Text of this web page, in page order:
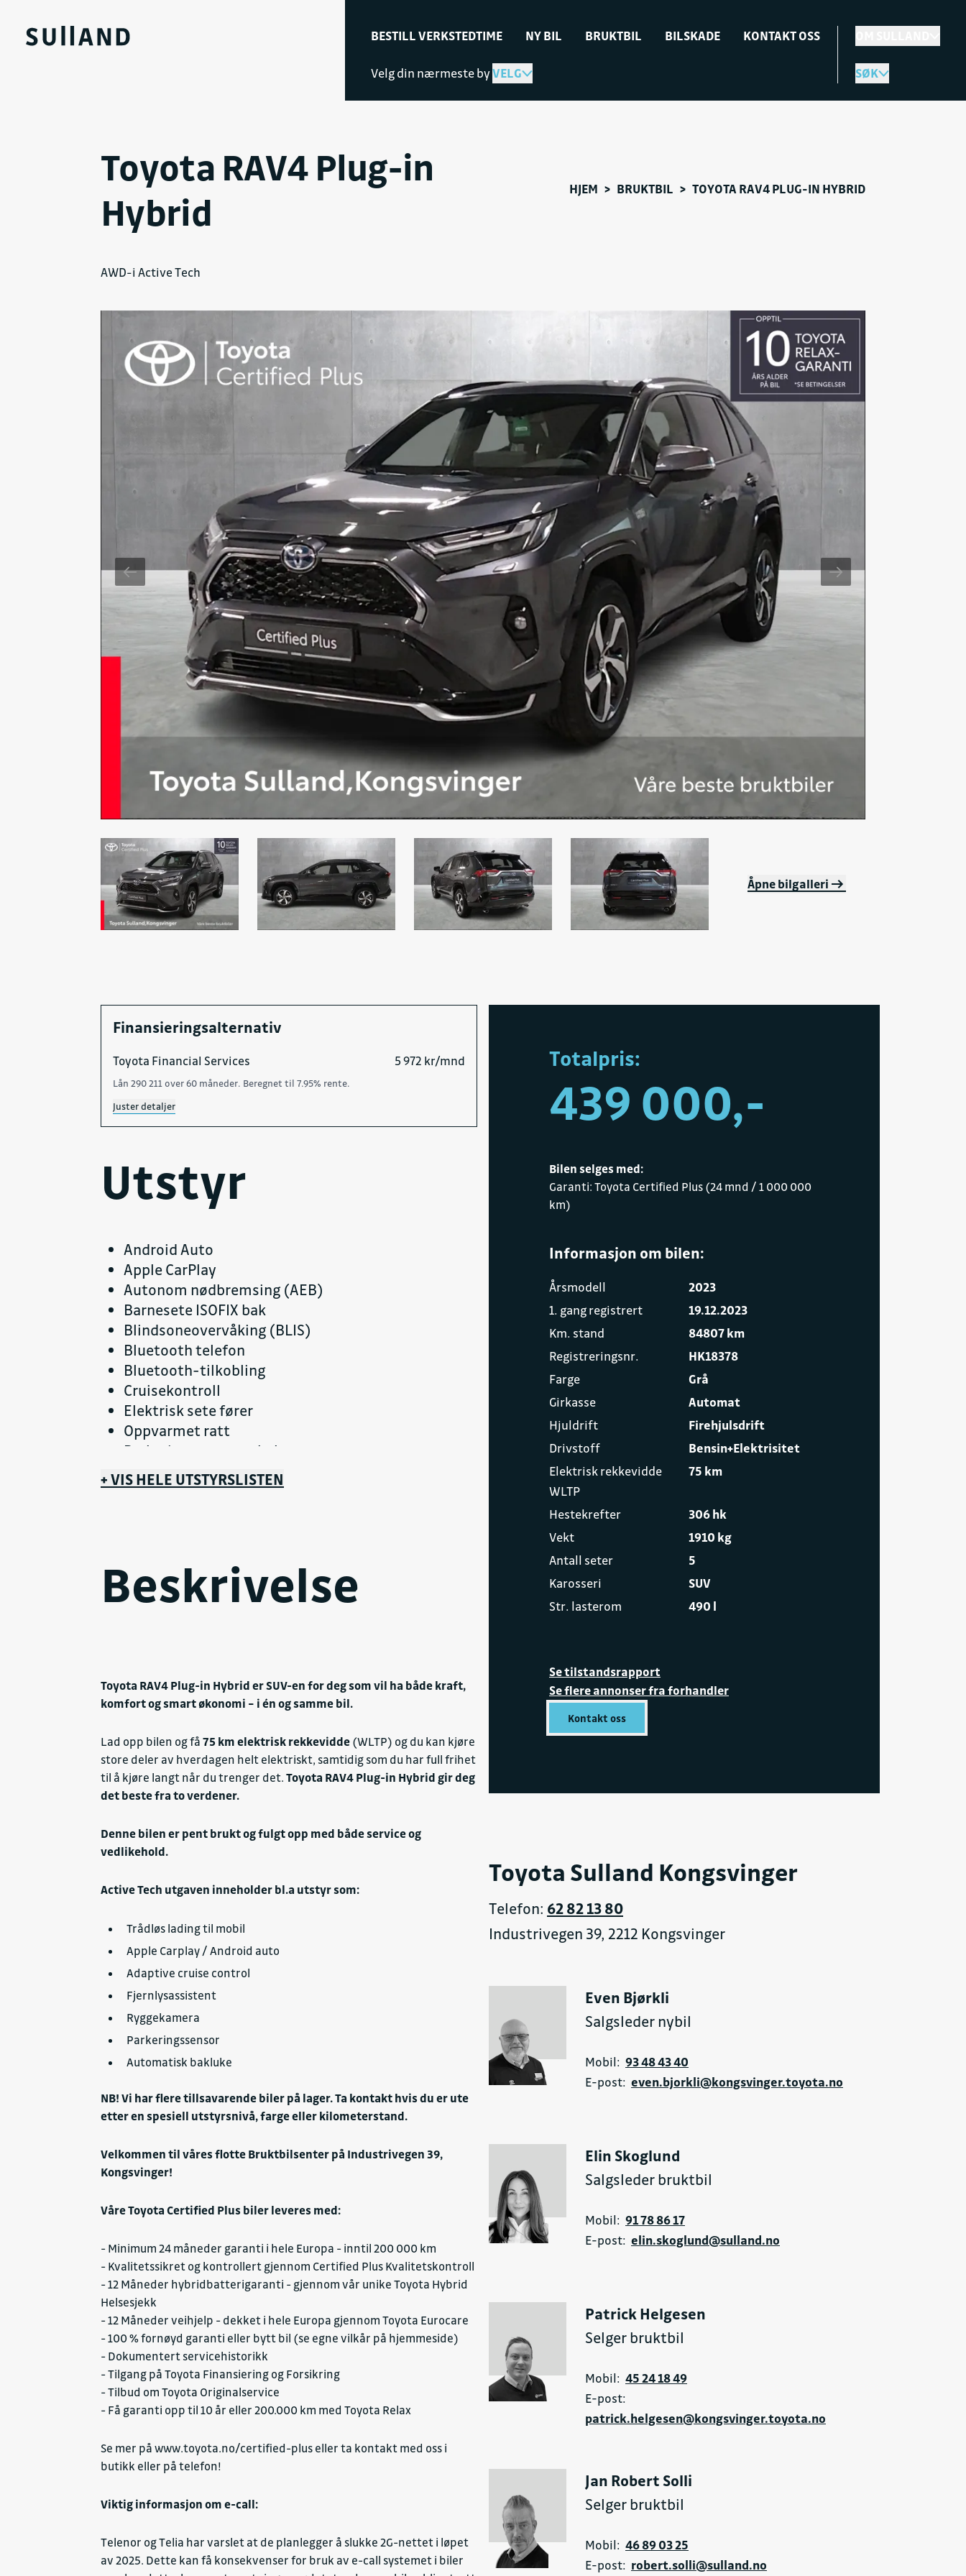
BESTILL VERKSTEDTIME NY BIL BRUKTBIL BILSKADE KONTAKT OSS
Velg din nærmeste byVELG SØK
HJEM > BRUKTBIL > TOYOTA RAV4 PLUG-IN HYBRID
Toyota RAV4 Plug-in
Hybrid
AWD-i Active Tech
Åpne bilgalleri
Finansieringsalternativ
Toyota Financial Services 5 972 kr/mnd
Lån 290 211 over 60 måneder. Beregnet til 7.95% rente.
Juster detaljer
Utstyr
Android Auto
Apple CarPlay
Autonom nødbremsing (AEB)
Barnesete ISOFIX bak
Blindsoneovervåking (BLIS)
Bluetooth telefon
Bluetooth-tilkobling
Cruisekontroll
Elektrisk sete fører
Oppvarmet ratt
Parkeringssensorer bak
Parkeringssensorer foran
Regnsensorer
Bluetooth lyd
Display midtkonsoll
Kollisjonspute avbryterbryter
Kollisjonspute front
Kollisjonspute front fører
Kollisjonspute front passasjer
Kollisjonspute gardin
Kollisjonspute kne
Kollisjonspute side-bryst
Kollisjonspute side-hode
Nøkkelfri adgang finnes
Reisecomputer
Sentrallås
Smarttelefonintegrasjon
Stabilitetskontrollsystem (TCS)
Takskinner finnes
Tonede vinduer finnes
Trafikkskiltgjenkjenning
+ VIS HELE UTSTYRSLISTEN
Beskrivelse
Toyota RAV4 Plug-in Hybrid er SUV-en for deg som vil ha både kraft,
komfort og smart økonomi – i én og samme bil.
Lad opp bilen og få 75 km elektrisk rekkevidde (WLTP) og du kan kjøre
store deler av hverdagen helt elektriskt, samtidig som du har full frihet
til å kjøre langt når du trenger det. Toyota RAV4 Plug-in Hybrid gir deg
det beste fra to verdener.
Denne bilen er pent brukt og fulgt opp med både service og
vedlikehold.
Active Tech utgaven inneholder bl.a utstyr som:
Trådløs lading til mobil
Apple Carplay / Android auto
Adaptive cruise control
Fjernlysassistent
Ryggekamera
Parkeringssensor
Automatisk bakluke
NB! Vi har flere tillsavarende biler på lager. Ta kontakt hvis du er ute
etter en spesiell utstyrsnivå, farge eller kilometerstand.
Velkommen til våres flotte Bruktbilsenter på Industrivegen 39,
Kongsvinger!
Våre Toyota Certified Plus biler leveres med:
- Minimum 24 måneder garanti i hele Europa - inntil 200 000 km
- Kvalitetssikret og kontrollert gjennom Certified Plus Kvalitetskontroll
- 12 Måneder hybridbatterigaranti - gjennom vår unike Toyota Hybrid
Helsesjekk
- 12 Måneder veihjelp - dekket i hele Europa gjennom Toyota Eurocare
- 100 % fornøyd garanti eller bytt bil (se egne vilkår på hjemmeside)
- Dokumentert servicehistorikk
- Tilgang på Toyota Finansiering og Forsikring
- Tilbud om Toyota Originalservice
- Få garanti opp til 10 år eller 200.000 km med Toyota Relax
Se mer på www.toyota.no/certified-plus eller ta kontakt med oss i
butikk eller på telefon!
Viktig informasjon om e-call:
Telenor og Telia har varslet at de planlegger å slukke 2G-nettet i løpet
av 2025. Dette kan få konsekvenser for bruk av e-call systemet i biler
Totalpris:
439 000,-
Bilen selges med:
Garanti: Toyota Certified Plus (24 mnd / 1 000 000
km)
Informasjon om bilen:
Årsmodell
2023
1. gang registrert
19.12.2023
Km. stand
84807 km
Registreringsnr.
HK18378
Farge
Grå
Girkasse
Automat
Hjuldrift
Firehjulsdrift
Drivstoff
Bensin+Elektrisitet
Elektrisk rekkevidde
WLTP
75 km
Hestekrefter
306 hk
Vekt
1910 kg
Antall seter
5
Karosseri
SUV
Str. lasterom
490 l
Se tilstandsrapport
Se flere annonser fra forhandler
Kontakt oss
Toyota Sulland Kongsvinger
Telefon: 62 82 13 80
Industrivegen 39, 2212 Kongsvinger
Even Bjørkli
Salgsleder nybil
Mobil: 93 48 43 40
E-post: even.bjorkli@kongsvinger.toyota.no
Elin Skoglund
Salgsleder bruktbil
Mobil: 91 78 86 17
E-post: elin.skoglund@sulland.no
Patrick Helgesen
Selger bruktbil
Mobil: 45 24 18 49
E-post:
patrick.helgesen@kongsvinger.toyota.no
Jan Robert Solli
Selger bruktbil
Mobil: 46 89 03 25
E-post: robert.solli@sulland.no